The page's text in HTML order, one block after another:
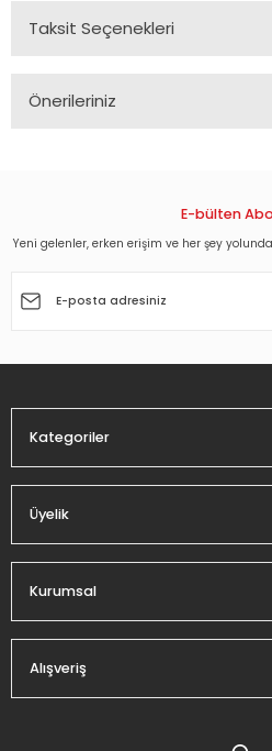
Taksit Seçenekleri
Önerileriniz
Görüş ve önerileriniz için teşekkür
Ürün açıklamasında eksik bilgiler
E-bülten
Yeni gelenler, erken erişim ve her şey
Kategoriler
Üyelik
Kurumsal
Alışveriş